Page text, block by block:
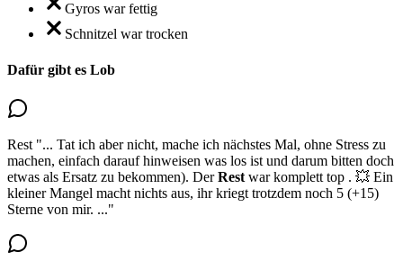
Gyros war fettig
Schnitzel war trocken
Dafür gibt es Lob
Rest "... Tat ich aber nicht, mache ich nächstes Mal, ohne Stress zu
machen, einfach darauf hinweisen was los ist und darum bitten doch
etwas als Ersatz zu bekommen). DerRest war komplett top . 💥 Ein
kleiner Mangel macht nichts aus, ihr kriegt trotzdem noch 5 (+15)
Sterne von mir. ..."